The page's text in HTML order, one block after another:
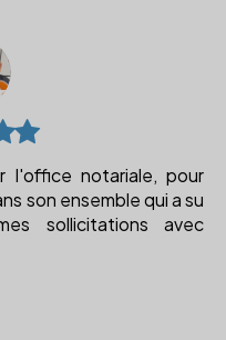
l'office notariale, pour
son ensemble qui a su
sollicitations avec